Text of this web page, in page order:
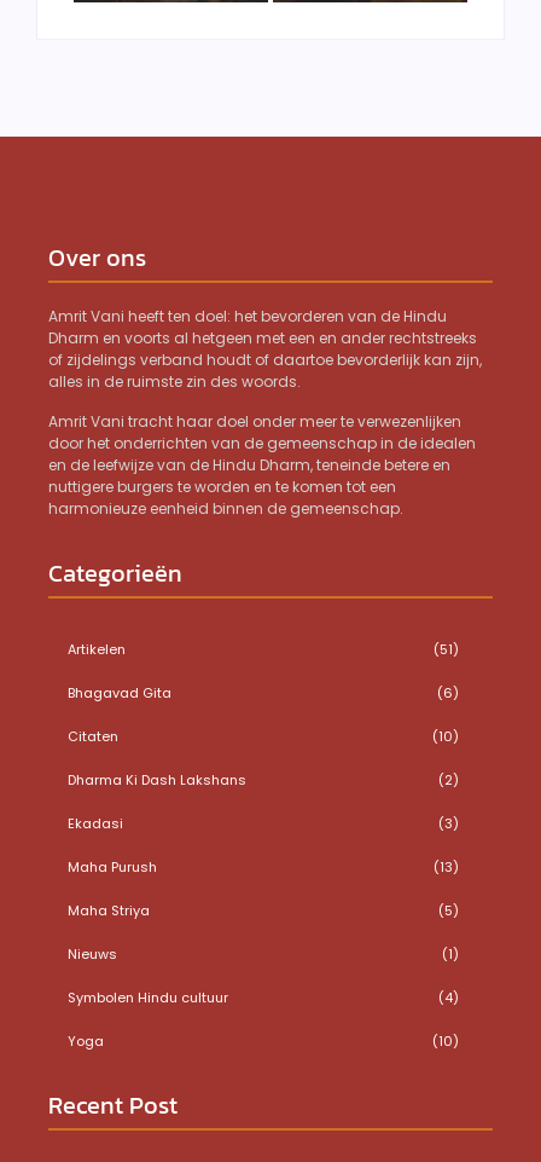
Over ons
Amrit Vani heeft ten doel: het bevorderen van de Hindu
Dharm en voorts al hetgeen met een en ander rechtstreeks
of zijdelings verband houdt of daartoe bevorderlijk kan zijn,
alles in de ruimste zin des woords.
Amrit Vani tracht haar doel onder meer te verwezenlijken
door het onderrichten van de gemeenschap in de idealen
en de leefwijze van de Hindu Dharm, teneinde betere en
nuttigere burgers te worden en te komen tot een
harmonieuze eenheid binnen de gemeenschap.
Categorieën
Artikelen (51)
Bhagavad Gita (6)
Citaten (10)
Dharma Ki Dash Lakshans (2)
Ekadasi (3)
Maha Purush (13)
Maha Striya (5)
Nieuws (1)
Symbolen Hindu cultuur (4)
Yoga (10)
Recent Post